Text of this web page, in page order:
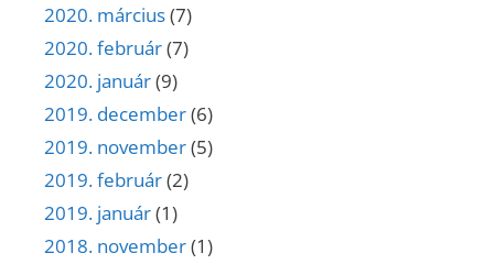
2020. március(7)
2020. február(7)
2020. január(9)
2019. december(6)
2019. november(5)
2019. február(2)
2019. január(1)
2018. november(1)